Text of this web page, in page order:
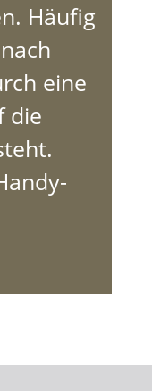
Häufig
eine
die